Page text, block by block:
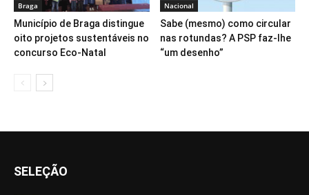
Braga
Município de Braga distingue
oito projetos sustentáveis no
concurso Eco-Natal
Nacional
Sabe (mesmo) como circular
nas rotundas? A PSP faz-lhe
“um desenho”
SELEÇÃO